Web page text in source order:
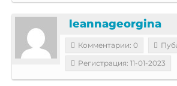
leannageorgina
Комментарии: 0
Регистрация: 11-01-2023